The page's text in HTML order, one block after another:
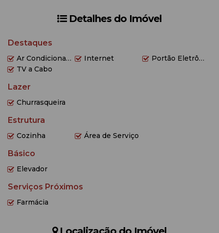
Detalhes do Imóvel
Destaques
Ar Condicionado Internet
Portão Eletrônico
TV a Cabo
Lazer
Churrasqueira
Estrutura
Cozinha Área de Serviço
Básico
Elevador
Serviços Próximos
Farmácia